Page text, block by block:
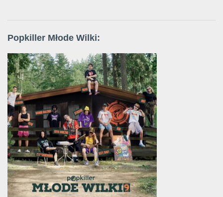
Popkiller Młode Wilki: